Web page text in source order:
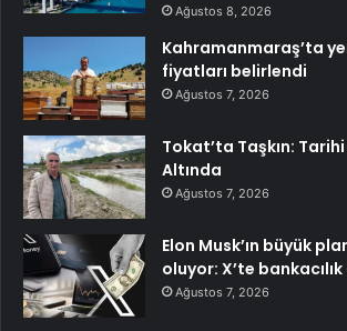
Ağustos 8, 2026
Kahramanmaraş’ta
fiyatları belirlendi
Ağustos 7, 2026
Tokat’ta Taşkın:
Altında
Ağustos 7, 2026
Elon Musk’ın büyük
oluyor: X’te
Ağustos 7, 2026